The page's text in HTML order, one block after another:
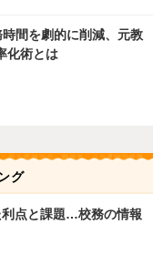
時間を劇的に削減、元教
化術とは
グ
点と課題…校務の情報